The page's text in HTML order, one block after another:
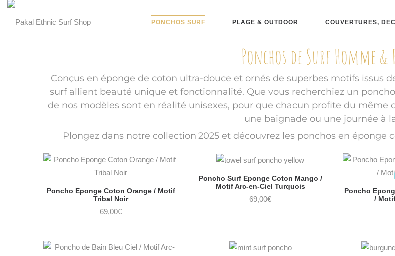
PONCHOS SURF PLAGE & OUTDOOR COUVERTURES,
Ponchos de Surf Homme &
Conçus en éponge de coton ultra-douce et ornés de superbes motifs issus
surf allient beauté unique et fonctionnalité. Que vous recherchiez un
de nos modèles sont en réalité unisexes, pour que chacun profite du même
une baignade ou une journée à
Plongez dans notre collection 2025 et découvrez les ponchos en éponge
Poncho Eponge Coton Orange / Motif
Tribal Noir
69,00€
Poncho Surf Eponge Coton Mango /
Motif Arc-en-Ciel Turquois
69,00€
Poncho
/